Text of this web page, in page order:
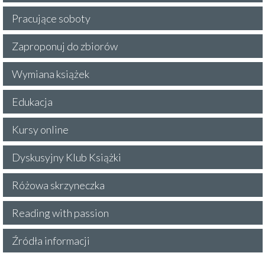
Pracujące soboty
Zaproponuj do zbiorów
Wymiana książek
Edukacja
Kursy online
Dyskusyjny Klub Książki
Różowa skrzyneczka
Reading with passion
Źródła informacji